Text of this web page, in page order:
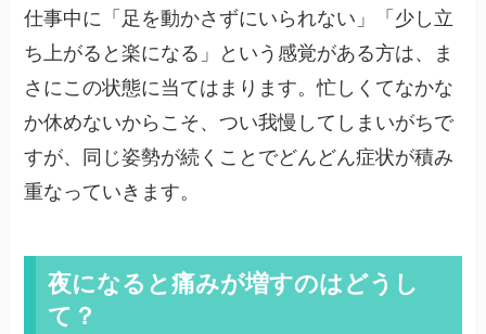
仕事中に「足を動かさずにいられない」「少し立
ち上がると楽になる」という感覚がある方は、ま
さにこの状態に当てはまります。忙しくてなかな
か休めないからこそ、つい我慢してしまいがちで
すが、同じ姿勢が続くことでどんどん症状が積み
重なっていきます。
夜になると痛みが増すのはどうし
て？